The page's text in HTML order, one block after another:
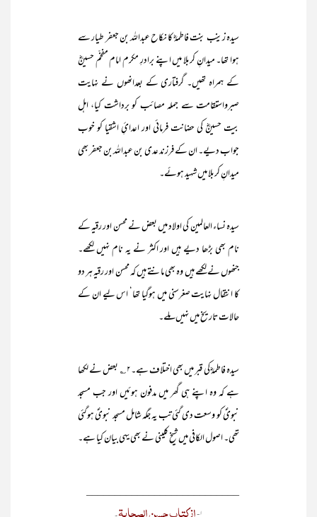
سیدہ زینب بنت فاطمہؓ کا نکاح عبداللہ بن جعفر طیار سے
ہوا تھا۔ میدانِ کربلا میں اپنے برادرِ مکرم امام مفخّم حسینؓ
کے ہمراہ تھیں۔ گرفتاری کے بعدانھوں نے نہایت
صبرواستقامت سے جملہ مصائب کو برداشت کیا، اہل
بیت حسینؓ کی حضانت فرمائی اور اعدائِ اشقیا کو خوب
جواب دیے۔ ان کے فرزند عدی بن عبداللہ بن جعفر بھی
میدانِ کربلا میں شہید ہوئے۔
سیدہ نساء العالمین کی اولاد میں بعض نے محسن اور رقیہ کے
نام بھی بڑھا دیے ہیں اور اکثر نے یہ نام نہیں لکھے۔
جنھوں نے لکھے ہیں وہ بھی مانتے ہیں کہ محسن اور رقیہ ہر دو
کا انتقال نہایت صغرسنی میں ہوگیا تھا‘ اس لیے ان کے
حالات تاریخ میں نہیں ملے۔
سیدہ فاطمہؓ کی قبر میں بھی اختلاف ہے۔۲؎ بعض نے لکھا
ہے کہ وہ اپنے ہی گھر میں مدفون ہوئیں اور جب مسجد
نبویؐ کو وسعت دی گئی تب یہ جگہ شامل مسجد نبویؐ ہوگئی
تھی۔ اصول الکافی میں شیخ کلینی نے بھی یہی بیان کیا ہے۔
___________________________